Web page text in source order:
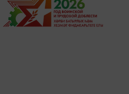
Нормативно-правовые